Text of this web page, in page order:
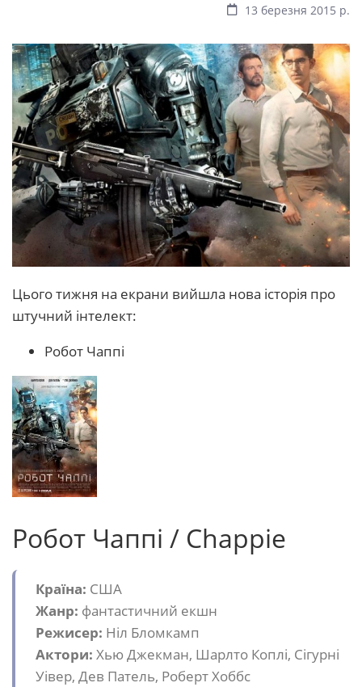
13 березня 2015 р.
Цього тижня на екрани вийшла нова історія про
штучний інтелект:
Робот Чаппі
Робот Чаппі / Chappie
Країна: США
Жанр: фантастичний екшн
Режисер: Ніл Бломкамп
Актори: Хью Джекман, Шарлто Коплі, Сігурні
Уівер, Дев Патель, Роберт Хоббс